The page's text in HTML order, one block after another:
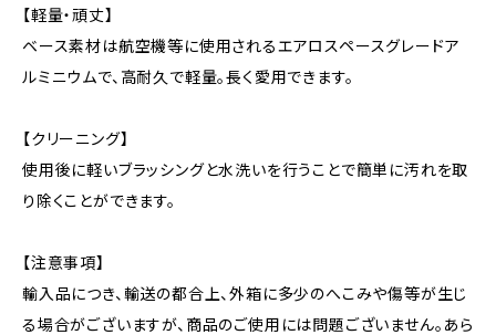
【軽量・頑丈】
ベース素材は航空機等に使用されるエアロスペースグレードア
ルミニウムで、高耐久で軽量。長く愛用できます。
【クリーニング】
使用後に軽いブラッシングと水洗いを行うことで簡単に汚れを取
り除くことができます。
【注意事項】
輸入品につき、輸送の都合上、外箱に多少のへこみや傷等が生じ
る場合がございますが、商品のご使用には問題ございません。あら